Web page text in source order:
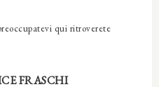
qui ritroverete
FRASCHI